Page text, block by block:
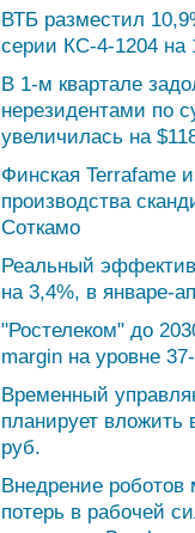
ВТБ разместил
серии КС-4-1204 на
В 1-м квартале
нерезидентами по
увеличилась на
Финская Terrafame
производства
Соткамо
Реальный
на 3,4%, в январе-
"Ростелеком" до
margin на уровне
Временный
планирует вложить
руб.
Внедрение роботов
потерь в рабочей